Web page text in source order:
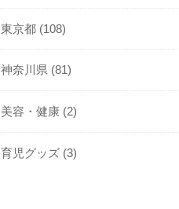
東京都 (108)
神奈川県 (81)
美容・健康 (2)
育児グッズ (3)